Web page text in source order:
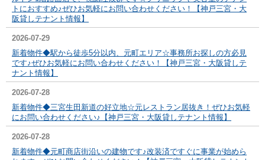
トにおすすめ♪ぜひお気軽にお問い合わせください！【神戸三宮・大
阪貸しテナント情報】
2026-07-29
新着物件◆駅から徒歩5分以内、元町エリア☆事務所お探しの方必見
です♪ぜひお気軽にお問い合わせください！【神戸三宮・大阪貸しテ
ナント情報】
2026-07-28
新着物件◆三宮生田新道の好立地☆元レストラン居抜き！ぜひお気軽
にお問い合わせください♪【神戸三宮・大阪貸しテナント情報】
2026-07-28
新着物件◆元町商店街沿いの建物です♪改装済ですぐに事業が始めら